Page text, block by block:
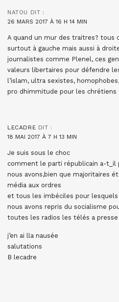
NATOU DIT :
26 MARS 2017 À 16 H 14 MIN
A quand un mur des traitres? tous
surtout à gauche mais aussi à
journalistes comme Plenel, ces
valeurs libertaires pour défendre
l’islam, ultra sexistes,
pro dhimmitude pour les chrétiens
LECADRE DIT :
18 MAI 2017 À 7 H 13 MIN
Je suis sous le choc
comment le parti républicain a-t_il
nous avons,bien que majoritaires
média aux ordres
et tous les imbéciles pour
nous avons repris du socialisme
toutes les radios les télés a
j’en ai lla nausée
salutations
B lecadre